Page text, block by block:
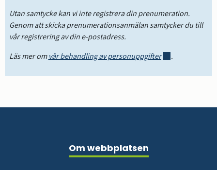
Utan samtycke kan vi inte registrera din prenumeration.
Genom att skicka prenumerationsanmälan samtycker du till
vår registrering av din e-postadress.
Läs mer om vår behandling av personuppgifterLänk till annan
.
Om webbplatsen